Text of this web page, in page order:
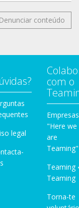
Denunciar conteúdo
legal
com o
Empresas
"Here we
are
Teaming"
Teaming
Teaming
Torna-te